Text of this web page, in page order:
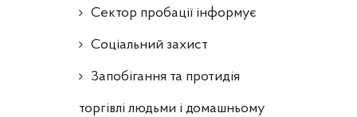
Сектор пробації інформує
Соціальний захист
Запобігання та протидія
торгівлі людьми і домашньому